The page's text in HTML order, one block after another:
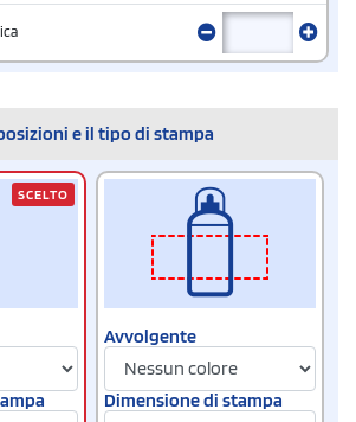
e il tipo di stampa
SCELTO
Avvolgente
Dimensione di stampa